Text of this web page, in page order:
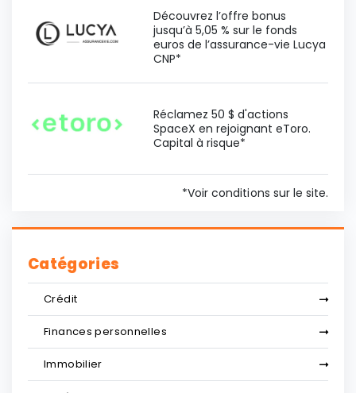
Découvrez l’offre bonus
jusqu’à 5,05 % sur le fonds
euros de l’assurance-vie Lucya
CNP*
Réclamez 50 $ d'actions
SpaceX en rejoignant eToro.
Capital à risque*
*Voir conditions sur le site.
Catégories
Crédit
Finances personnelles
Immobilier